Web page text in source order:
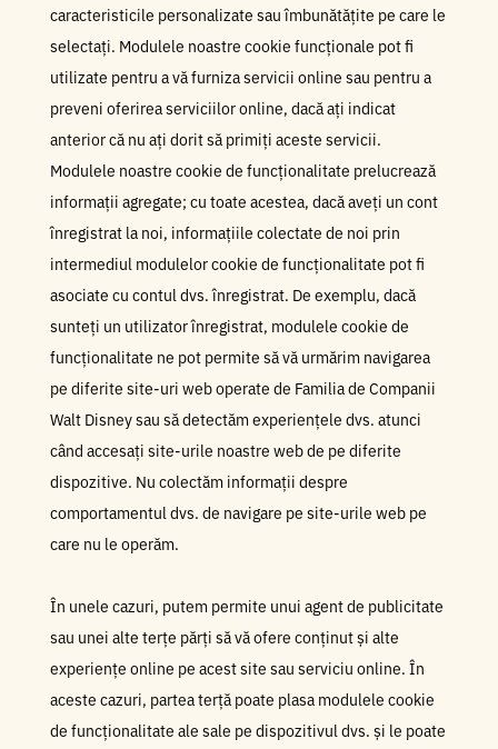
caracteristicile personalizate sau îmbunătățite pe care le
selectați. Modulele noastre cookie funcționale pot fi
utilizate pentru a vă furniza servicii online sau pentru a
preveni oferirea serviciilor online, dacă ați indicat
anterior că nu ați dorit să primiți aceste servicii.
Modulele noastre cookie de funcționalitate prelucrează
informații agregate; cu toate acestea, dacă aveți un cont
înregistrat la noi, informațiile colectate de noi prin
intermediul modulelor cookie de funcționalitate pot fi
asociate cu contul dvs. înregistrat. De exemplu, dacă
sunteți un utilizator înregistrat, modulele cookie de
funcționalitate ne pot permite să vă urmărim navigarea
pe diferite site-uri web operate de Familia de Companii
Walt Disney sau să detectăm experiențele dvs. atunci
când accesați site-urile noastre web de pe diferite
dispozitive. Nu colectăm informații despre
comportamentul dvs. de navigare pe site-urile web pe
care nu le operăm.
În unele cazuri, putem permite unui agent de publicitate
sau unei alte terțe părți să vă ofere conținut și alte
experiențe online pe acest site sau serviciu online. În
aceste cazuri, partea terță poate plasa modulele cookie
de funcționalitate ale sale pe dispozitivul dvs. și le poate